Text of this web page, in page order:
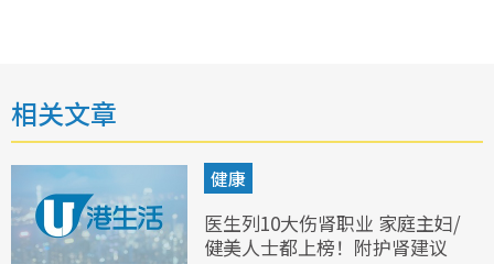
相关文章
健康
医生列10大伤肾职业 家庭主妇/
健美人士都上榜！附护肾建议